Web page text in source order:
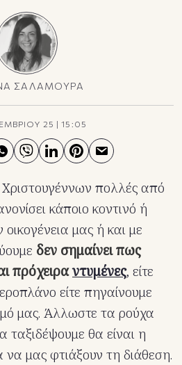
ΣΑΛΑΜΟΥΡΑ
25 |15:05
Χριστουγέννων πολλές από
κάποιο κοντινό ή
οικογένεια μας ή και με
δεν σημαίνει πως
πρόχειραντυμένες, είτε
είτε πηγαίνουμε
μας. Άλλωστε τα ρούχα
ταξιδέψουμε θα είναι η
μας φτιάξουν τη διάθεση.